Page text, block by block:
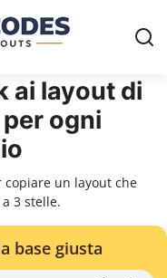
ai layout di
ogni
copiare un layout che
3 stelle.
base giusta